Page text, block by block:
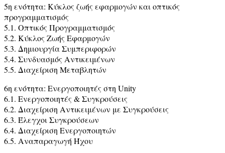
5η ενότητα: Κύκλος ζωής εφαρμογών και οπτικός
προγραμματισμός
5.1. Οπτικός Προγραμματισμός
5.2. Κύκλος Ζωής Εφαρμογών
5.3. Δημιουργία Συμπεριφορών
5.4. Συνδυασμός Αντικειμένων
5.5. Διαχείριση Μεταβλητών
6η ενότητα: Ενεργοποιητές στη Unity
6.1. Ενεργοποιητές & Συγκρούσεις
6.2. Διαχείριση Αντικειμένων με Συγκρούσεις
6.3. Έλεγχοι Συγκρούσεων
6.4. Διαχείριση Ενεργοποιητών
6.5. Αναπαραγωγή Ήχου